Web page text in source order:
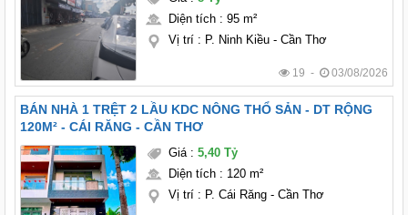
Diện tích: 95 m²
Vị trí: P. Ninh Kiều - Cần Thơ
19 - 03/08/2026
BÁN NHÀ 1 TRỆT 2 LẦU KDC NÔNG THỔ SẢN - DT RỘNG
120M² - CÁI RĂNG - CẦN THƠ
Giá: 5,40 Tỷ
Diện tích: 120 m²
Vị trí: P. Cái Răng - Cần Thơ